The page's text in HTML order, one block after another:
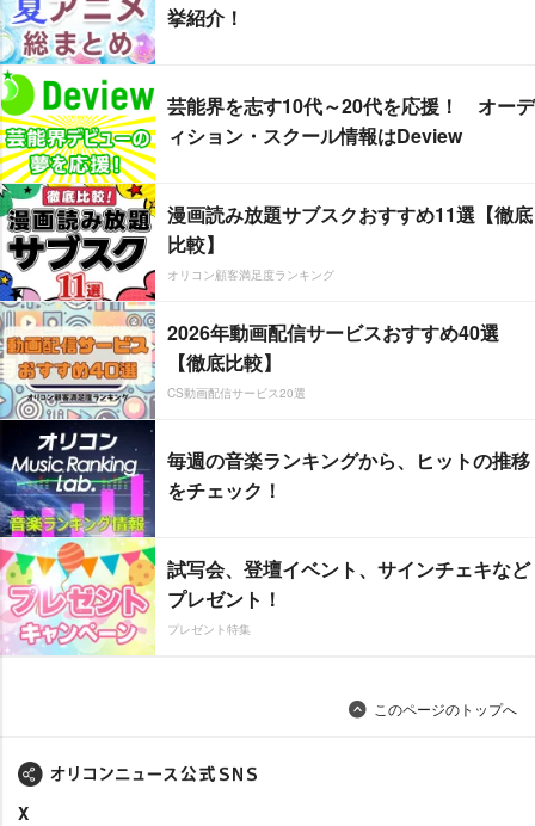
挙紹介！
芸能界を志す10代～20代を応援！ オーデ
ィション・スクール情報はDeview
漫画読み放題サブスクおすすめ11選【徹底
比較】
オリコン顧客満足度ランキング
2026年動画配信サービスおすすめ40選
【徹底比較】
CS動画配信サービス20選
毎週の音楽ランキングから、ヒットの推移
をチェック！
試写会、登壇イベント、サインチェキなど
プレゼント！
プレゼント特集
このページのトップへ
X